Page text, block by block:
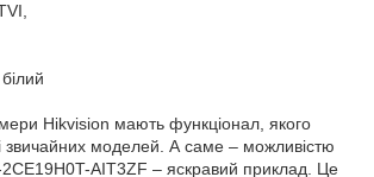
Hikvision мають функціонал, якого
звичайних моделей. А саме – можливістю
AIT3ZF – яскравий приклад. Це